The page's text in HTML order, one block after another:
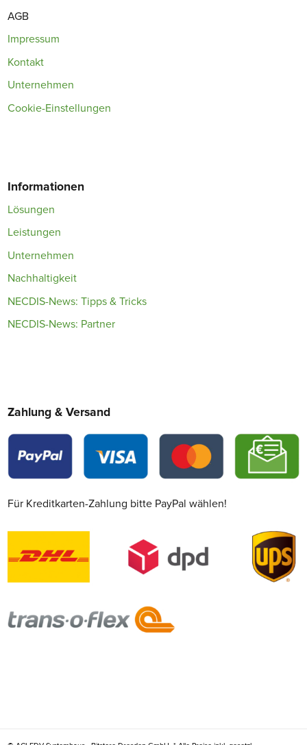
AGB
Impressum
Kontakt
Unternehmen
Cookie-Einstellungen
Informationen
Lösungen
Leistungen
Unternehmen
Nachhaltigkeit
NECDIS-News: Tipps & Tricks
NECDIS-News: Partner
Zahlung & Versand
Für Kreditkarten-Zahlung bitte PayPal wählen!